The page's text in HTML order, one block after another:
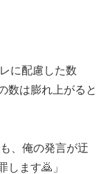
に配慮した数
数は膨れ上がると
、俺の発言が迂
します🙇」